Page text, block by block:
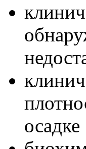
осадке